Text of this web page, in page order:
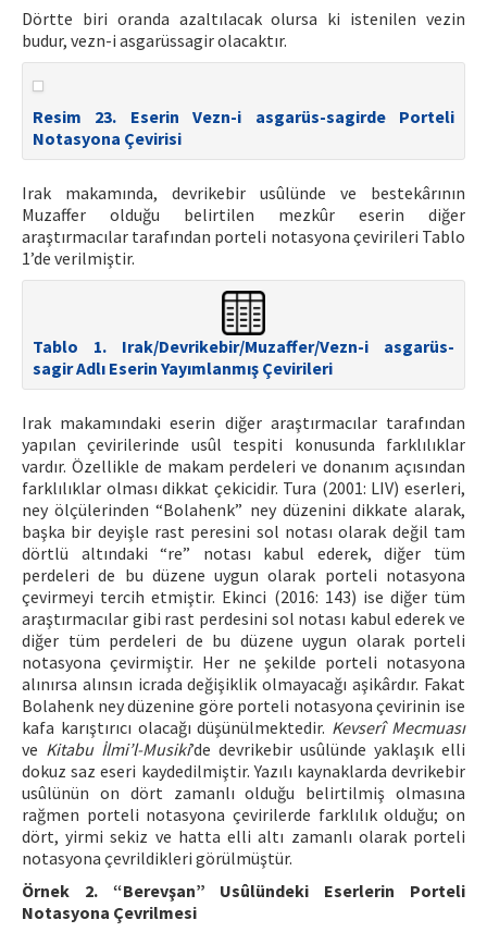
Dörtte biri oranda azaltılacak olursa ki istenilen vezin
budur, vezn-i asgarüssagir olacaktır.
Resim 23. Eserin Vezn-i asgarüs-sagirde Porteli
Notasyona Çevirisi
Irak makamında, devrikebir usûlünde ve bestekârının
Muzaffer olduğu belirtilen mezkûr eserin diğer
araştırmacılar tarafından porteli notasyona çevirileri Tablo
1’de verilmiştir.
Tablo 1. Irak/Devrikebir/Muzaffer/Vezn-i asgarüs-
sagir Adlı Eserin Yayımlanmış Çevirileri
Irak makamındaki eserin diğer araştırmacılar tarafından
yapılan çevirilerinde usûl tespiti konusunda farklılıklar
vardır. Özellikle de makam perdeleri ve donanım açısından
farklılıklar olması dikkat çekicidir. Tura (2001: LIV) eserleri,
ney ölçülerinden “Bolahenk” ney düzenini dikkate alarak,
başka bir deyişle rast peresini sol notası olarak değil tam
dörtlü altındaki “re” notası kabul ederek, diğer tüm
perdeleri de bu düzene uygun olarak porteli notasyona
çevirmeyi tercih etmiştir. Ekinci (2016: 143) ise diğer tüm
araştırmacılar gibi rast perdesini sol notası kabul ederek ve
diğer tüm perdeleri de bu düzene uygun olarak porteli
notasyona çevirmiştir. Her ne şekilde porteli notasyona
alınırsa alınsın icrada değişiklik olmayacağı aşikârdır. Fakat
Bolahenk ney düzenine göre porteli notasyona çevirinin ise
kafa karıştırıcı olacağı düşünülmektedir. Kevserî Mecmuası
ve Kitabu İlmi’l-Musiki’de devrikebir usûlünde yaklaşık elli
dokuz saz eseri kaydedilmiştir. Yazılı kaynaklarda devrikebir
usûlünün on dört zamanlı olduğu belirtilmiş olmasına
rağmen porteli notasyona çevirilerde farklılık olduğu; on
dört, yirmi sekiz ve hatta elli altı zamanlı olarak porteli
notasyona çevrildikleri görülmüştür.
Örnek 2. “Berevşan” Usûlündeki Eserlerin Porteli
Notasyona Çevrilmesi